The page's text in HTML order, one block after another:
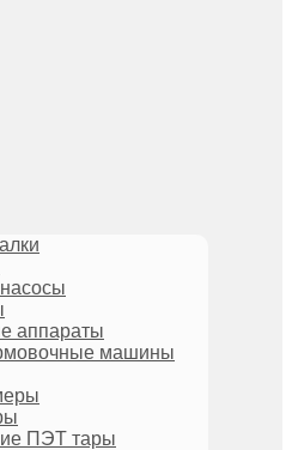
аппараты
машины
ПЭТ тары